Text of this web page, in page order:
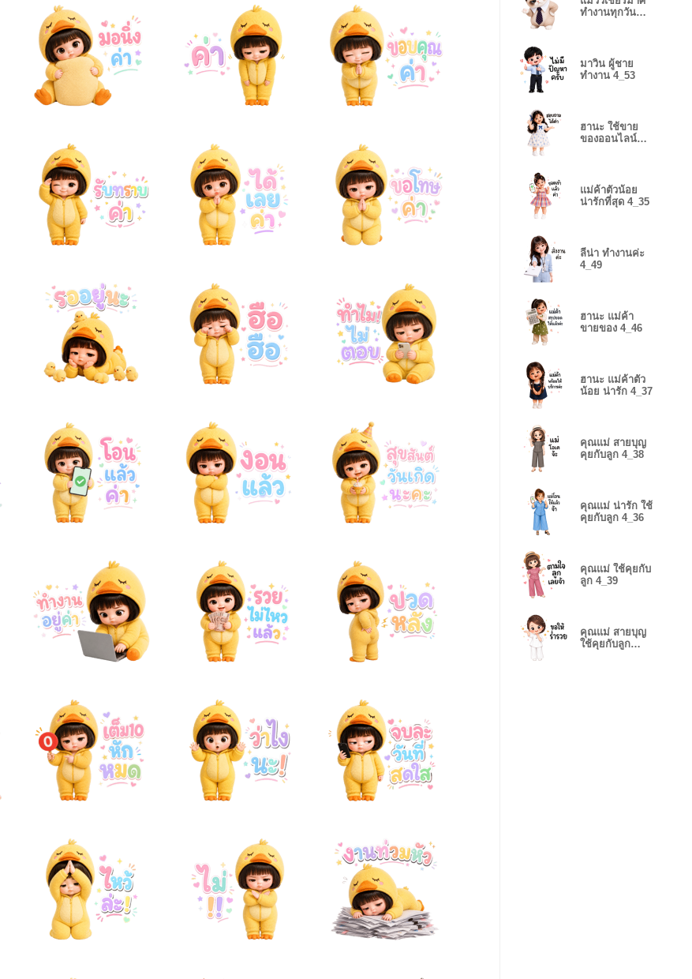
ทำงานทุกวัน
มาวิน ผู้ชาย
ทำงาน 4_53
ฮานะ ใช้ขาย
ของออนไลน์
แม่ค้าตัวน้อย
น่ารักที่สุด 4_35
ลีน่า ทำงานค่ะ
4_49
ฮานะ แม่ค้า
ขายของ 4_46
ฮานะ แม่ค้าตัว
น้อย น่ารัก 4_37
คุณแม่ สายบุญ
คุยกับลูก 4_38
คุณแม่ น่ารัก ใช้
คุยกับลูก 4_36
คุณแม่ ใช้คุยกับ
ลูก 4_39
คุณแม่ สายบุญ
ใช้คุยกับลูก